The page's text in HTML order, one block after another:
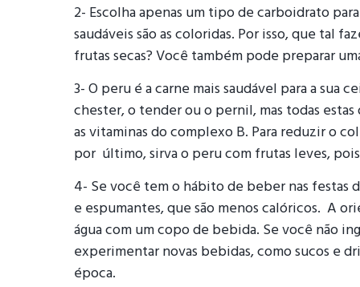
2- Escolha apenas um tipo de carboidrato
saudáveis são as coloridas. Por isso, que tal
frutas secas? Você também pode preparar
3- O peru é a carne mais saudável para a sua
chester, o tender ou o pernil, mas todas
as vitaminas do complexo B. Para reduzir o
por último, sirva o peru com frutas leves,
4- Se você tem o hábito de beber nas festas
e espumantes, que são menos calóricos. A
água com um copo de bebida. Se você não
experimentar novas bebidas, como sucos e
época.